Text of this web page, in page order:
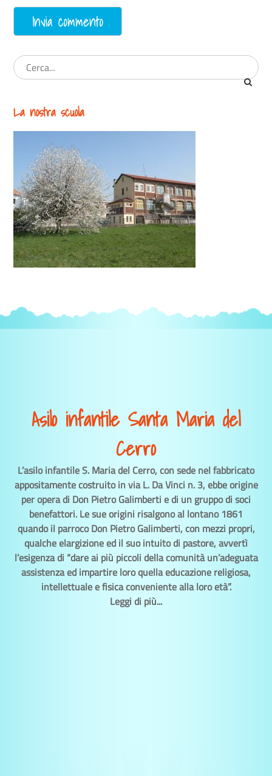
La nostra scuola
Asilo infantile Santa Maria del
Cerro
L’asilo infantile S. Maria del Cerro, con sede nel fabbricato
appositamente costruito in via L. Da Vinci n. 3, ebbe origine
per opera di Don Pietro Galimberti e di un gruppo di soci
benefattori. Le sue origini risalgono al lontano 1861
quando il parroco Don Pietro Galimberti, con mezzi propri,
qualche elargizione ed il suo intuito di pastore, avvertì
l’esigenza di “dare ai più piccoli della comunità un’adeguata
assistenza ed impartire loro quella educazione religiosa,
intellettuale e fisica conveniente alla loro età”.
Leggi di più...